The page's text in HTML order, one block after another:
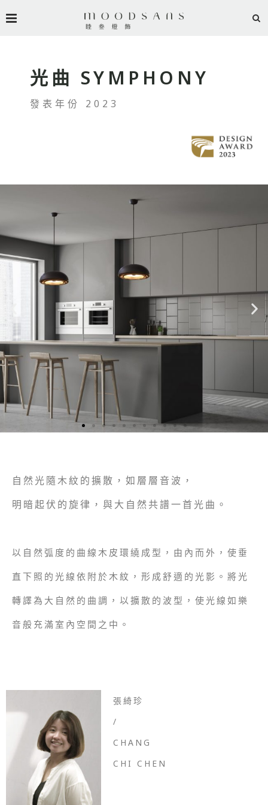
光曲 SYMPHONY
發表年份 2023
自然光隨木紋的擴散，如層層音波，
明暗起伏的旋律，與大自然共譜一首光曲。
以自然弧度的曲線木皮環繞成型，由內而外，使垂
直下照的光線依附於木紋，形成舒適的光影 。 將光
轉譯為大自然的曲調，以擴散的波型，使光線如樂
音般充滿室內空間之中。
張綺珍
/
CHANG
CHI CHEN